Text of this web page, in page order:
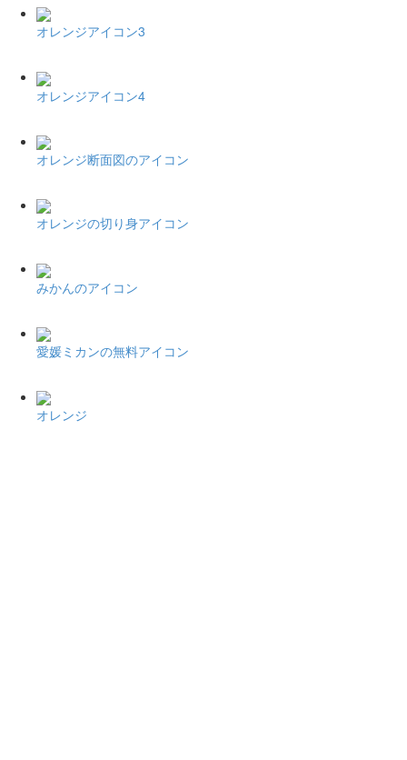
オレンジアイコン3
オレンジアイコン4
オレンジ断面図のアイコン
オレンジの切り身アイコン
みかんのアイコン
愛媛ミカンの無料アイコン
オレンジ